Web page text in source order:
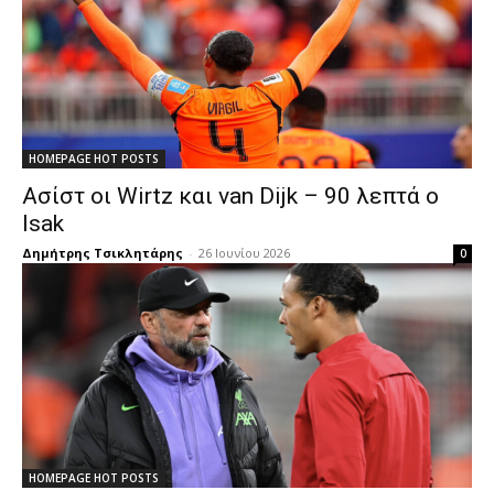
HOMEPAGE HOT POSTS
Ασίστ οι Wirtz και van Dijk – 90 λεπτά ο
Isak
Δημήτρης Τσικλητάρης - 26 Ιουνίου 2026 0
HOMEPAGE HOT POSTS